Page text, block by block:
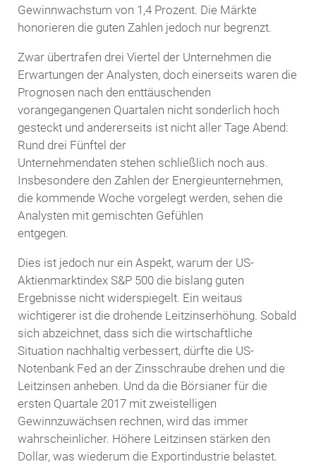
Gewinnwachstum von 1,4 Prozent. Die Märkte
honorieren die guten Zahlen jedoch nur begrenzt.
Zwar übertrafen drei Viertel der Unternehmen die
Erwartungen der Analysten, doch einerseits waren die
Prognosen nach den enttäuschenden
vorangegangenen Quartalen nicht sonderlich hoch
gesteckt und andererseits ist nicht aller Tage Abend:
Rund drei Fünftel der
Unternehmendaten stehen schließlich noch aus.
Insbesondere den Zahlen der Energieunternehmen,
die kommende Woche vorgelegt werden, sehen die
Analysten mit gemischten Gefühlen
entgegen.
Dies ist jedoch nur ein Aspekt, warum der US-
Aktienmarktindex S&P 500 die bislang guten
Ergebnisse nicht widerspiegelt. Ein weitaus
wichtigerer ist die drohende Leitzinserhöhung. Sobald
sich abzeichnet, dass sich die wirtschaftliche
Situation nachhaltig verbessert, dürfte die US-
Notenbank Fed an der Zinsschraube drehen und die
Leitzinsen anheben. Und da die Börsianer für die
ersten Quartale 2017 mit zweistelligen
Gewinnzuwächsen rechnen, wird das immer
wahrscheinlicher. Höhere Leitzinsen stärken den
Dollar, was wiederum die Exportindustrie belastet.